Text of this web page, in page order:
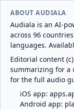
ABOUT AUDIALA
Audiala is an AI-
across 96
languages.
Editorial content
summarizing for a
for the full audio
iOS app:
Android app: